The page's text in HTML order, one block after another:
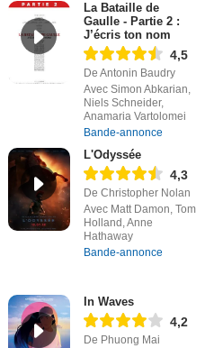
La Bataille de
Gaulle - Partie 2 :
J’écris ton nom
4,5
De Antonin Baudry
Avec Simon Abkarian,
Niels Schneider,
Anamaria Vartolomei
Bande-annonce
L'Odyssée
4,3
De Christopher Nolan
Avec Matt Damon, Tom
Holland, Anne
Hathaway
Bande-annonce
In Waves
4,2
De Phuong Mai